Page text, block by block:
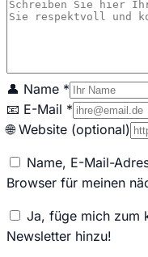
👤 Name *
📧 E-Mail *
🌐 Website (optional)
Name, E-Mail-
Browser für meinen
Ja, füge mich zum
Newsletter hinzu!